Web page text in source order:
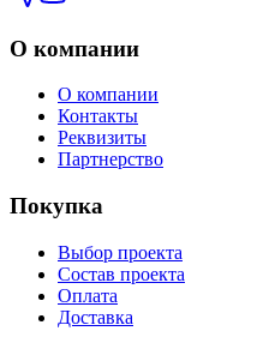
О компании
О компании
Контакты
Реквизиты
Партнерство
Покупка
Выбор проекта
Состав проекта
Оплата
Доставка